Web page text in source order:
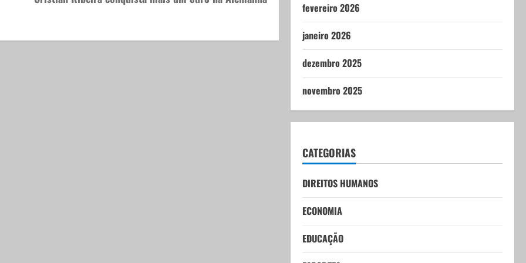
fevereiro 2026
janeiro 2026
dezembro 2025
novembro 2025
CATEGORIAS
DIREITOS HUMANOS
ECONOMIA
EDUCAÇÃO